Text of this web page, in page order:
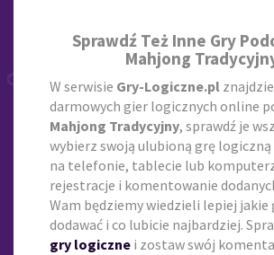
Sprawdź Też Inne Gry
Mahjong
W serwisie Gry-Logiczne.pl
darmowych gier logicznych online
Mahjong Tradycyjny, sprawdź je
wybierz swoją ulubioną grę logiczną
na telefonie, tablecie lub
rejestracje i komentowanie
Wam będziemy wiedzieli lepiej jakie
dodawać i co lubicie najbardziej.
gry logiczne i zostaw swój